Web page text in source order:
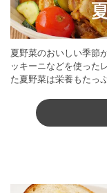
夏野菜のおいしい季節
ッキーニなどを使った
た夏野菜は栄養もたっ